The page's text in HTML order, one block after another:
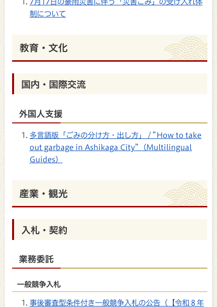
7月17日の豪雨災害に伴う「災害ごみ」の受け入れ体
制について
教育・文化
国内・国際交流
外国人支援
多言語版「ごみの分け方・出し方」 / ”How to take
out garbage in Ashikaga City”（Multilingual
Guides）
産業・観光
入札・契約
業務委託
一般競争入札
事後審査型条件付き一般競争入札の公告（【令和８年